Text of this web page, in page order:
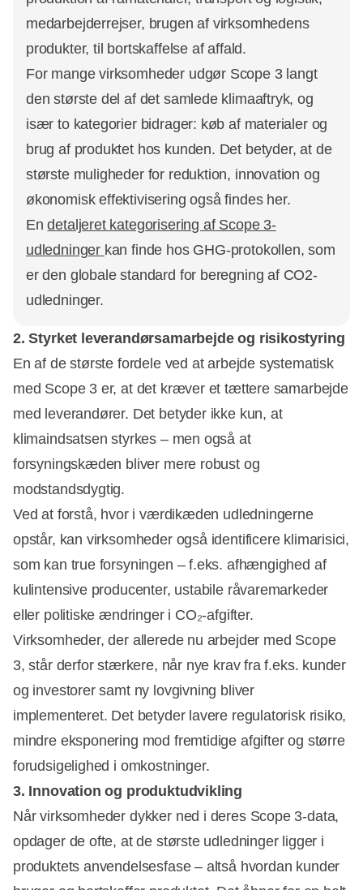
medarbejderrejser, brugen af virksomhedens
produkter, til bortskaffelse af affald.
For mange virksomheder udgør Scope 3 langt
den største del af det samlede klimaaftryk, og
især to kategorier bidrager: køb af materialer og
brug af produktet hos kunden. Det betyder, at de
største muligheder for reduktion, innovation og
økonomisk effektivisering også findes her.
Endetaljeret kategorisering af Scope 3-
udledninger kan finde hos GHG-protokollen, som
er den globale standard for beregning af CO2-
udledninger.
2. Styrket leverandørsamarbejde og risikostyring
En af de største fordele ved at arbejde systematisk
med Scope 3 er, at det kræver et tættere samarbejde
med leverandører. Det betyder ikke kun, at
klimaindsatsen styrkes – men også at
forsyningskæden bliver mere robust og
modstandsdygtig.
Ved at forstå, hvor i værdikæden udledningerne
opstår, kan virksomheder også identificere klimarisici,
som kan true forsyningen – f.eks. afhængighed af
kulintensive producenter, ustabile råvaremarkeder
eller politiske ændringer i CO₂-afgifter.
Virksomheder, der allerede nu arbejder med Scope
3, står derfor stærkere, når nye krav fra f.eks. kunder
og investorer samt ny lovgivning bliver
implementeret. Det betyder lavere regulatorisk risiko,
mindre eksponering mod fremtidige afgifter og større
forudsigelighed i omkostninger.
3. Innovation og produktudvikling
Når virksomheder dykker ned i deres Scope 3-data,
opdager de ofte, at de største udledninger ligger i
produktets anvendelsesfase – altså hvordan kunder